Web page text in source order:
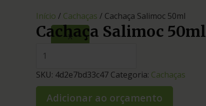
X
Início / Cachaças / Cachaça Salimoc 50ml
Cachaça Salimoc 50ml
SKU: 4d2e7bd33c47 Categoria: Cachaças
Adicionar ao orçamento